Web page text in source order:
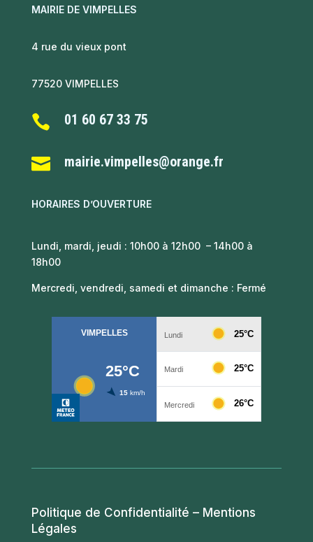
MAIRIE DE VIMPELLES
4 rue du vieux pont
77520 VIMPELLES
 01 60 67 33 75
 mairie.vimpelles@orange.fr
HORAIRES D’OUVERTURE
Lundi, mardi, jeudi : 10h00 à 12h00 – 14h00 à
18h00
Mercredi, vendredi, samedi et dimanche : Fermé
Politique de Confidentialité – Mentions
Légales